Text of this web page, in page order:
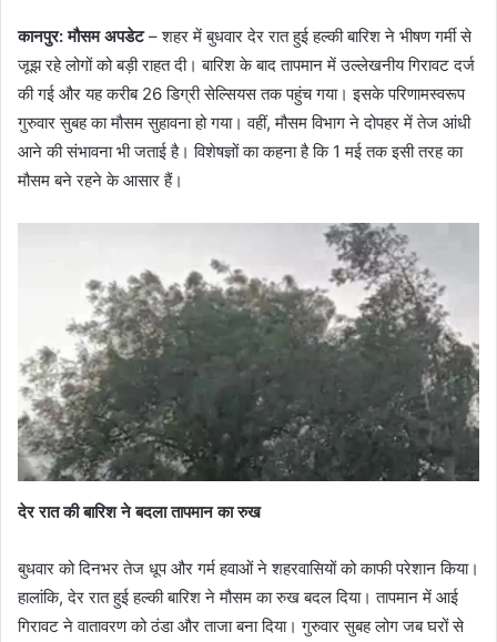
कानपुर: मौसम अपडेट– शहर में बुधवार देर रात हुई हल्की बारिश ने भीषण गर्मी से
जूझ रहे लोगों को बड़ी राहत दी। बारिश के बाद तापमान में उल्लेखनीय गिरावट दर्ज
की गई और यह करीब 26 डिग्री सेल्सियस तक पहुंच गया। इसके परिणामस्वरूप
गुरुवार सुबह का मौसम सुहावना हो गया। वहीं, मौसम विभाग ने दोपहर में तेज आंधी
आने की संभावना भी जताई है। विशेषज्ञों का कहना है कि 1 मई तक इसी तरह का
मौसम बने रहने के आसार हैं।
देर रात की बारिश ने बदला तापमान का रुख
बुधवार को दिनभर तेज धूप और गर्म हवाओं ने शहरवासियों को काफी परेशान किया।
हालांकि, देर रात हुई हल्की बारिश ने मौसम का रुख बदल दिया। तापमान में आई
गिरावट ने वातावरण को ठंडा और ताजा बना दिया। गुरुवार सुबह लोग जब घरों से